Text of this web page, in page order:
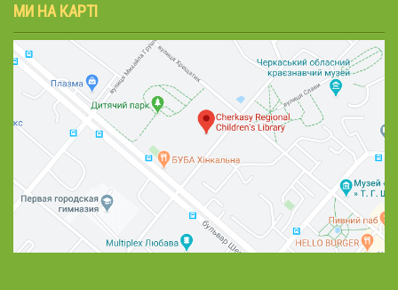
МИ НА КАРТІ